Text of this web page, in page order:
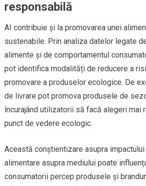
responsabilă
AI contribuie și la promovarea unei
sustenabile. Prin analiza datelor legate
alimente și de comportamentul
pot identifica modalități de reducere a
promovare a produselor ecologice. De
de livrare pot promova produsele de
încurajând utilizatorii să facă alegeri mai
punct de vedere ecologic.
Această conștientizare asupra
alimentare asupra mediului poate
consumatorii percep produsele și